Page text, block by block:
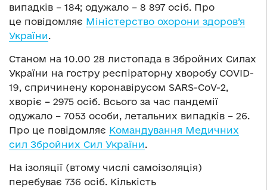
випадків – 184; одужало – 8 897 осіб. Про
це повідомляє Міністерство охорони здоров’я
України.
Станом на 10.00 28 листопада в Збройних Силах
України на гостру респіраторну хворобу COVID-
19, спричинену коронавірусом SARS-CoV-2,
хворіє – 2975 осіб. Всього за час пандемії
одужало – 7053 особи, летальних випадків – 26.
Про це повідомляє Командування Медичних
сил Збройних Сил України.
На ізоляції (втому числі самоізоляція)
перебуває 736 осіб. Кількість